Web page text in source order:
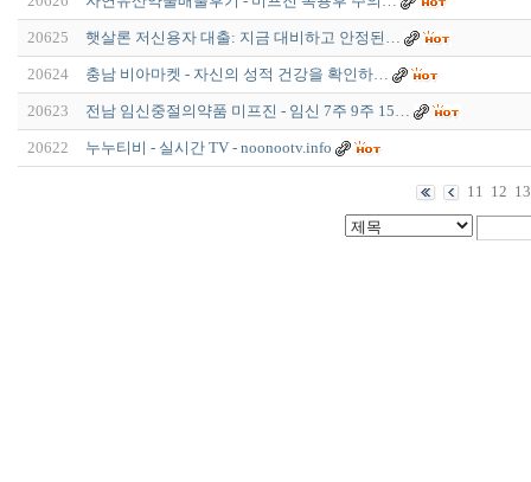
20625 햇살론 저신용자 대출: 지금 대비하고 안정된…
20624 충남 비아마켓 - 자신의 성적 건강을 확인하…
20623 전남 임신중절의약품 미프진 - 임신 7주 9주 15…
20622 누누티비 - 실시간 TV - noonootv.info
11 12 13